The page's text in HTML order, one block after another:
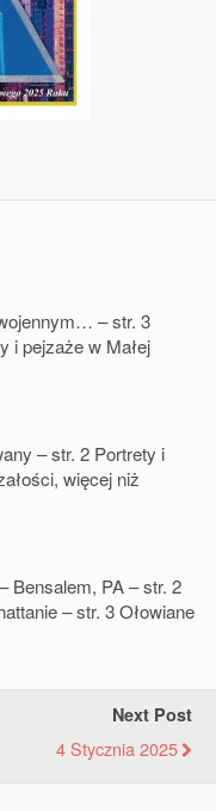
– str. 3
i pejzaże w Małej
– str. 2 Portrety i
więcej niż
Bensalem, PA – str. 2
– str. 3 Ołowiane
Next Post
4 Stycznia 2025